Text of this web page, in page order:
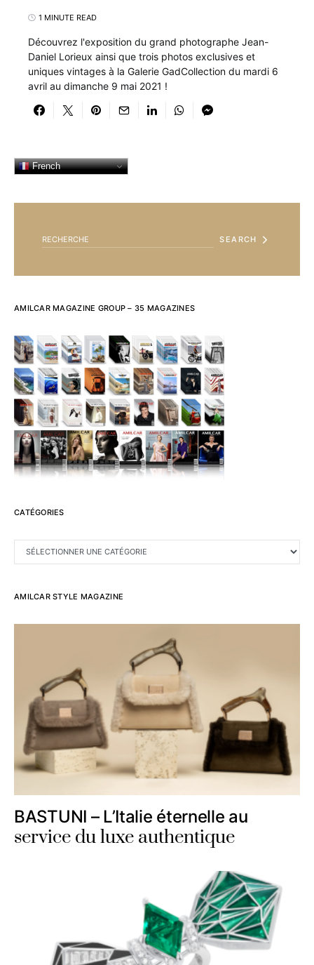
1 MINUTE READ
Découvrez l'exposition du grand photographe Jean-
Daniel Lorieux ainsi que trois photos exclusives et
uniques vintages à la Galerie GadCollection du mardi 6
avril au dimanche 9 mai 2021 !
French
SEARCH
AMILCAR MAGAZINE GROUP – 35 MAGAZINES
CATÉGORIES
CATÉGORIES
AMILCAR STYLE MAGAZINE
BASTUNI – L’Italie éternelle au
service du luxe authentique